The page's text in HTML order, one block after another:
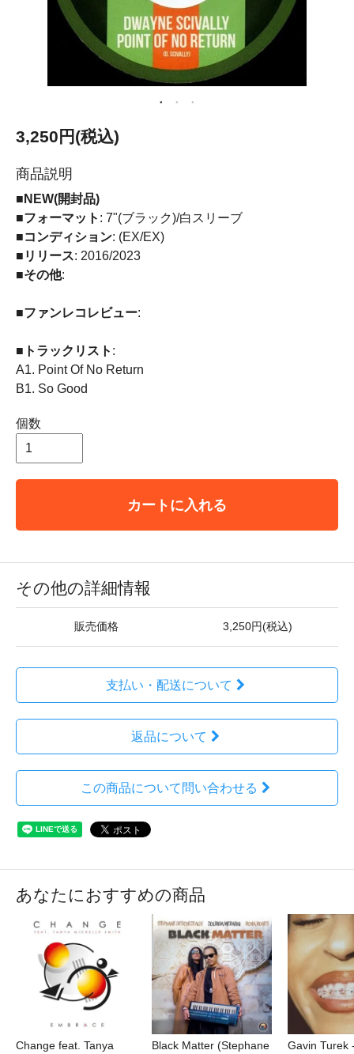
3,250円(税込)
商品説明
■NEW(開封品)
■フォーマット : 7"(ブラック)/白スリーブ
■コンディション: (EX/EX)
■リリース: 2016/2023
■その他:
■ファンレコレビュー:
■トラックリスト :
A1. Point Of No Return
B1. So Good
個数
カートに入れる
その他の詳細情報
販売価格 3,250円(税込)
支払い・配送について
返品について
この商品について問い合わせる
あなたにおすすめの商品
Change feat. Tanya
Black Matter (Stephane
Gavin Turek